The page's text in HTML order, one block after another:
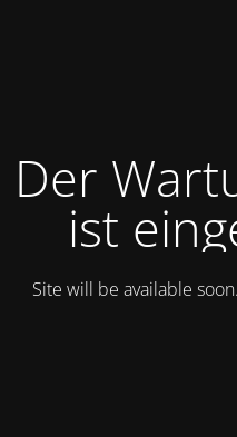
Der
ist
Site will be available